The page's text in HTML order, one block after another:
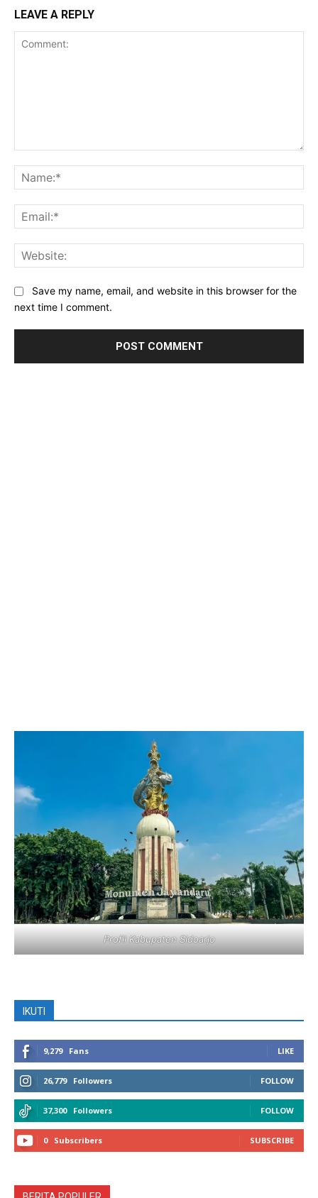
LEAVE A REPLY
Save my name, email, and website in this browser for the
next time I comment.
Profil Kabupaten Sidoarjo
IKUTI
9,279 Fans LIKE
26,779 Followers FOLLOW
37,300 Followers FOLLOW
0 Subscribers SUBSCRIBE